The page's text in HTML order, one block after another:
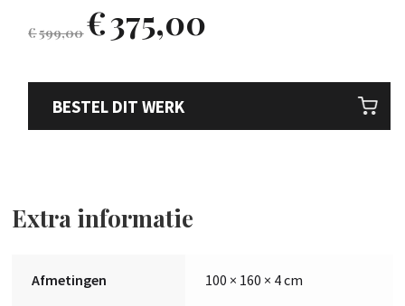
€599,00€375,00
BESTEL DIT WERK
Extra informatie
Afmetingen 100 × 160 × 4 cm